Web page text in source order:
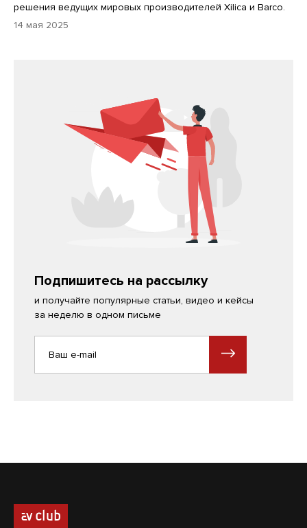
решения ведущих мировых производителей Xilica и Barco.
14 мая 2025
Подпишитесь на рассылку
и получайте популярные статьи, видео и кейсы
за неделю в одном письме